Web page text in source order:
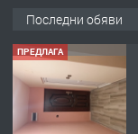
Последни обяви
ПРЕДЛАГА